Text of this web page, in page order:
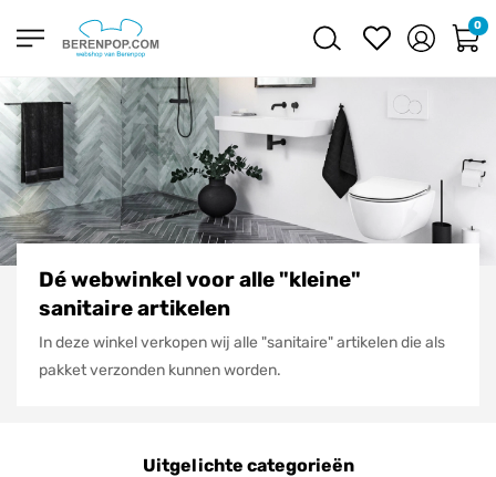
0
Dé webwinkel voor alle "kleine"
sanitaire artikelen
In deze winkel verkopen wij alle "sanitaire" artikelen die als
pakket verzonden kunnen worden.
Uitgelichte categorieën